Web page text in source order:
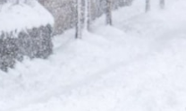
ilçesinde kar yağışı etkili
yaylaya getiren besicilere